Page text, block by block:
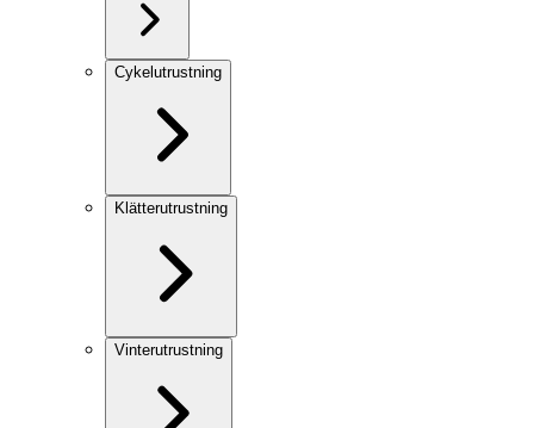
Cykelutrustning
Klätterutrustning
Vinterutrustning